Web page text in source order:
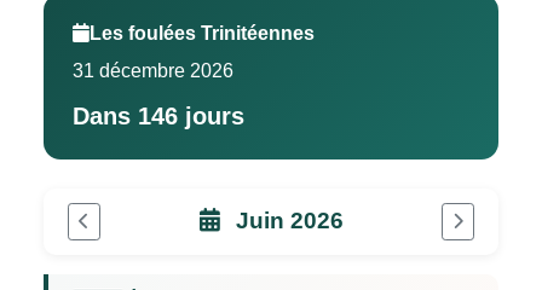
Les foulées Trinitéennes
31 décembre 2026
Dans 146 jours
Juin 2026